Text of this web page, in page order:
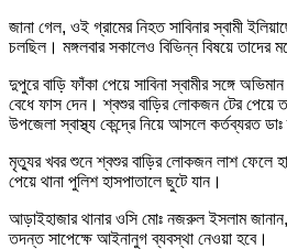
জানা গেল, ওই গ্রামের নিহত সাবিনার স্বামী
চলছিল। মঙ্গলবার সকালেও বিভিন্ন বিষয়ে তাদের
দুপুরে বাড়ি ফাঁকা পেয়ে সাবিনা স্বামীর সঙ্গে
বেধে ফাস দেন। শ্বশুর বাড়ির লোকজন টের পেয়ে
উপজেলা স্বাস্থ্য কেন্দ্রে নিয়ে আসলে কর্তব্যরত
মৃত্যুর খবর শুনে শ্বশুর বাড়ির লোকজন লাশ ফেলে
পেয়ে থানা পুলিশ হাসপাতালে ছুটে যান।
আড়াইহাজার থানার ওসি মোঃ নজরুল ইসলাম
তদন্ত সাপেক্ষে আইনানুগ ব্যবস্থা নেওয়া হবে।